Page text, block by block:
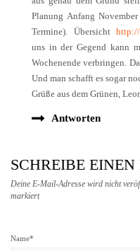
Planung Anfang
Termine). Übersichthttp://
uns in der Gegend kann
Wochenende verbringen.
Und man schafft es sogar
Grüße aus dem Grünen,
Antworten
SCHREIBE
Deine E-Mail-Adresse wird nicht
markiert
Name*